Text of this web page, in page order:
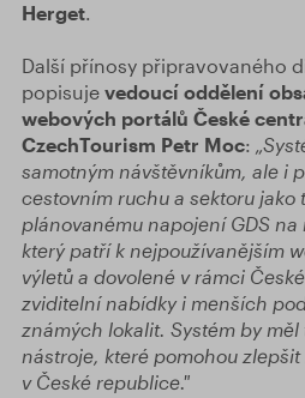
Herget.
Další přínosy připravovaného
popisuje vedoucí oddělení
webových portálů České
CzechTourism Petr Moc:
samotným návštěvníkům, ale i
cestovním ruchu a sektoru jako
plánovanému napojení GDS na
který patří k nejpoužívanějším
výletů a dovolené v rámci
zviditelní nabídky i menších
známých lokalit. Systém by
nástroje, které pomohou
v České republice."